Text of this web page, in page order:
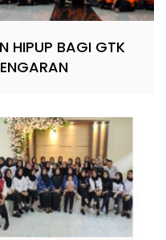
HIPUP BAGI GTK